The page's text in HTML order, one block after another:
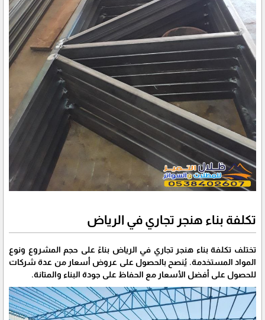
تكلفة بناء هنجر تجاري في الرياض
تختلف تكلفة بناء هنجر تجاري في الرياض بناءً على حجم المشروع ونوع
المواد المستخدمة. يُنصح بالحصول على عروض أسعار من عدة شركات
للحصول على أفضل الأسعار مع الحفاظ على جودة البناء والمتانة.